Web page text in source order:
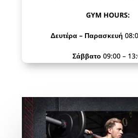
GYM HOURS:
Δευτέρα – Παρασκευή
Σάββατο 09:00 –